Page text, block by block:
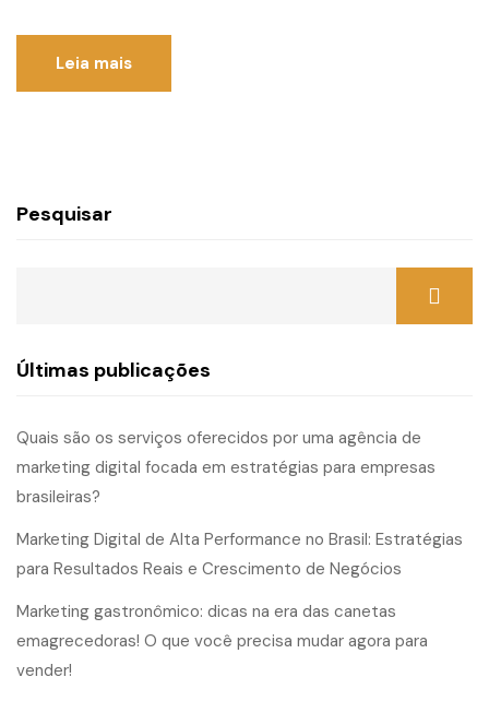
Leia mais
Pesquisar
Últimas publicações
Quais são os serviços oferecidos por uma agência de
marketing digital focada em estratégias para empresas
brasileiras?
Marketing Digital de Alta Performance no Brasil: Estratégias
para Resultados Reais e Crescimento de Negócios
Marketing gastronômico: dicas na era das canetas
emagrecedoras! O que você precisa mudar agora para
vender!